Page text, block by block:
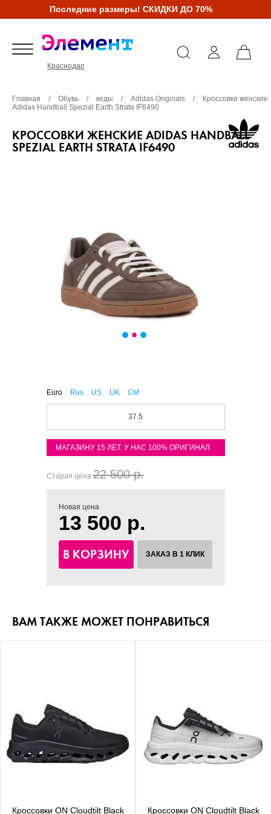
Последние размеры! СКИДКИ ДО 70%
Краснодар
Главная / Обувь / кеды / Adidas Originals /
Кроссовки женские
Adidas Handball Spezial Earth Strata IF6490
КРОССОВКИ ЖЕНСКИЕ ADIDAS HANDBALL
SPEZIAL EARTH STRATA IF6490
Euro Rus US UK CM
37.5
МАГАЗИНУ 15 ЛЕТ. У НАС 100% ОРИГИНАЛ
Старая цена22 500 р.
Новая цена
13 500 р.
В КОРЗИНУ ЗАКАЗ В 1 КЛИК
ВАМ ТАКЖЕ МОЖЕТ ПОНРАВИТЬСЯ
Кроссовки ON Cloudtilt Black Кроссовки ON Cloudtilt Black